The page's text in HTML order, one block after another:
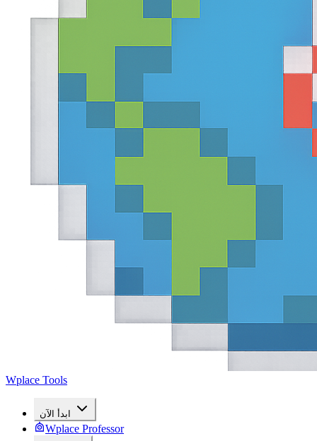
Wplace Tools
ابدأ الآن
Wplace Professor